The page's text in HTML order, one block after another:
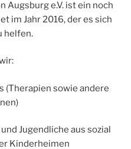
e.V. ist ein noch
im Jahr 2016, der es sich
helfen.
(Therapien sowie andere
Jugendliche aus sozial
Kinderheimen